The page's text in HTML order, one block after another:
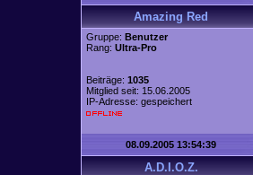
Amazing Red
Gruppe: Benutzer
Rang: Ultra-Pro
Beiträge: 1035
Mitglied seit: 15.06.2005
IP-Adresse: gespeichert
08.09.2005 13:54:39
A.D.I.O.Z.